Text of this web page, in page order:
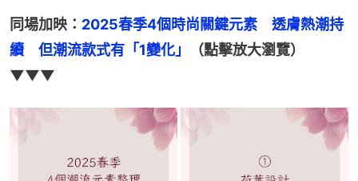
同場加映： 2025春季4個時尚關鍵元素　透膚熱潮持
續　但潮流款式有「1變化」
（點擊放大瀏覽）
▼▼▼